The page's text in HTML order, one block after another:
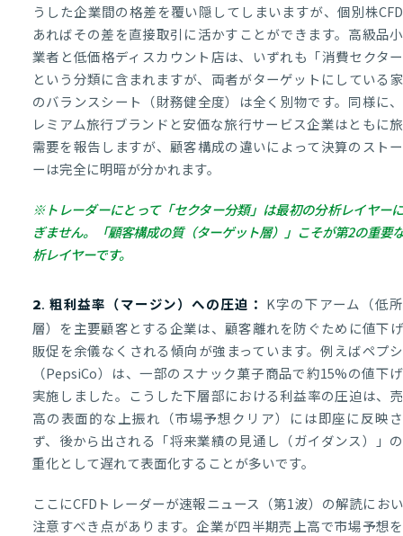
うした企業間の格差を覆い隠してしまいますが、個別株
あればその差を直接取引に活かすことができます。高級品
業者と低価格ディスカウント店は、いずれも「消費セクタ
という分類に含まれますが、両者がターゲットにしている
のバランスシート（財務健全度）は全く別物です。同様に
レミアム旅行ブランドと安価な旅行サービス企業はともに
需要を報告しますが、顧客構成の違いによって決算のスト
ーは完全に明暗が分かれます。
※トレーダーにとって「セクター分類」は最初の分析レイヤー
ぎません。「顧客構成の質（ターゲット層）」こそが第2の重要
析レイヤーです。
2. 粗利益率（マージン）への圧迫： K字の下アーム（低
層）を主要顧客とする企業は、顧客離れを防ぐために値下
販促を余儀なくされる傾向が強まっています。例えばペプ
（PepsiCo）は、一部のスナック菓子商品で約15%の値下
実施しました。こうした下層部における利益率の圧迫は、
高の表面的な上振れ（市場予想クリア）には即座に反映
ず、後から出される「将来業績の見通し（ガイダンス）」
重化として遅れて表面化することが多いです。
ここにCFDトレーダーが速報ニュース（第1波）の解読にお
注意すべき点があります。企業が四半期売上高で市場予想